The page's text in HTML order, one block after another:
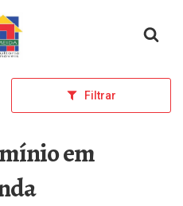
inicial
Filtrar
em